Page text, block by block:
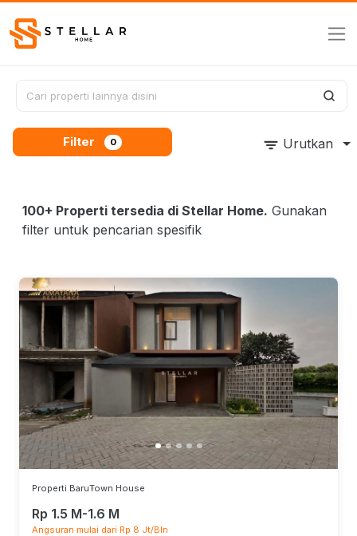
Filter 0 Urutkan
100+ Properti tersedia di Stellar Home. Gunakan
filter untuk pencarian spesifik
Properti BaruTown House
Rp 1.5 M-1.6 M
Angsuran mulai dari Rp 8 Jt/Bln